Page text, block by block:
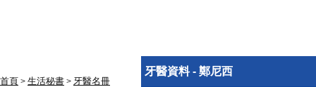
首頁 > 生活秘書 > 牙醫名冊
牙醫資料 - 鄭尼西